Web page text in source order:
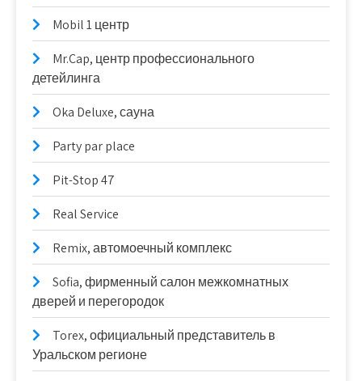
Mobil 1 центр
Mr.Cap, центр профессионального
детейлинга
Oka Deluxe, сауна
Party par place
Pit-Stop 47
Real Service
Remix, автомоечный комплекс
Sofia, фирменный салон межкомнатных
дверей и перегородок
Torex, официальный представитель в
Уральском регионе